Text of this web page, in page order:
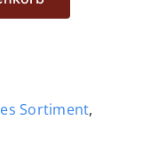
Sortiment,